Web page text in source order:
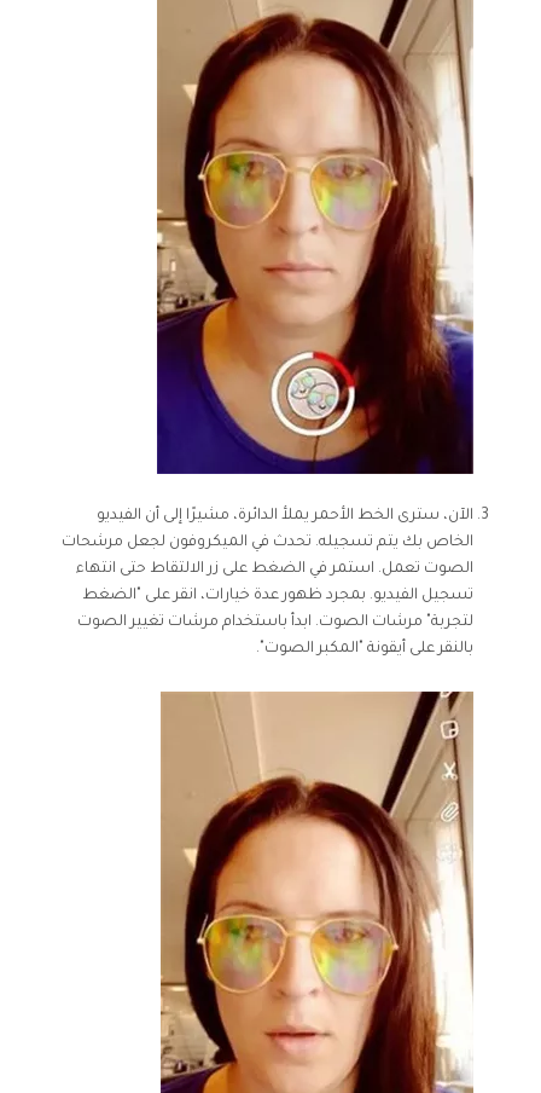
الآن، سترى الخط الأحمر يملأ الدائرة، مشيرًا إلى أن الفيديو
الخاص بك يتم تسجيله. تحدث في الميكروفون لجعل مرشحات
الصوت تعمل. استمر في الضغط على زر الالتقاط حتى انتهاء
تسجيل الفيديو. بمجرد ظهور عدة خيارات، انقر على "الضغط
لتجربة" مرشات الصوت. ابدأ باستخدام مرشات تغيير الصوت
بالنقر على أيقونة "المكبر الصوت".